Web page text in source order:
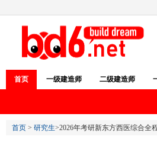
首页 一级建造师 二级建造师
首页 > 研究生>2026年考研新东方西医综合全